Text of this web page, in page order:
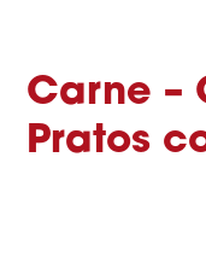
Carne –
Pratos